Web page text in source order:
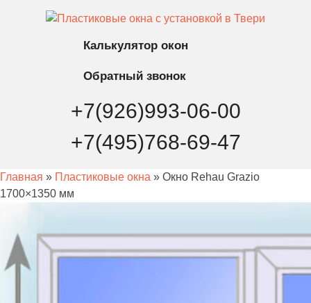
Калькулятор окон
Обратный звонок
+7(926)993-06-00
+7(495)768-69-47
Главная » Пластиковые окна » Окно Rehau Grazio
1700×1350 мм